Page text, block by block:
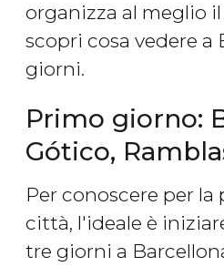
organizza al meglio
scopri cosa vedere a
giorni.
Primo giorno:
Gótico,
Per conoscere per la
città, l'ideale è
tre giorni a